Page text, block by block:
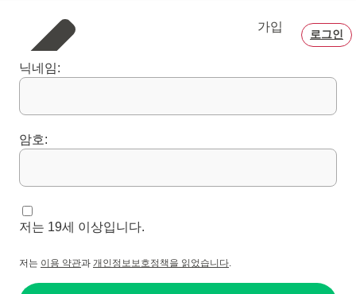
가입
로그인
닉네임:
암호:
저는 19세 이상입니다.
저는 이용 약관과 개인정보보호정책을 읽었습니다.